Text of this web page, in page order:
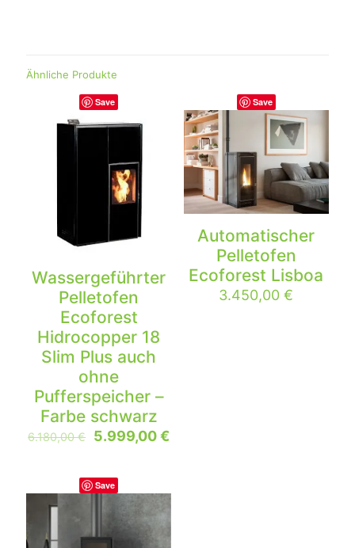
Ähnliche Produkte
Save
-3%
Wassergeführter
Pelletofen
Ecoforest
Hidrocopper 18
Slim Plus auch
ohne
Pufferspeicher –
Farbe schwarz
6.180,00€ 5.999,00€
Save
Automatischer
Pelletofen
Ecoforest Lisboa
3.450,00€
Save